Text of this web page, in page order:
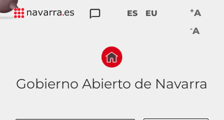
Skip
to
Gobierno Abierto de Navarra
ES EU +A
-A